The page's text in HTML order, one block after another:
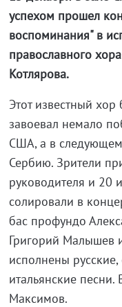
успехом прошел
воспоминания" в
православного
Котлярова.
Этот известный
завоевал немало
США, а в следующем
Сербию. Зрители
руководителя и 20
солировали в
бас профундо
Григорий Малышев
исполнены
итальянские
Максимов.